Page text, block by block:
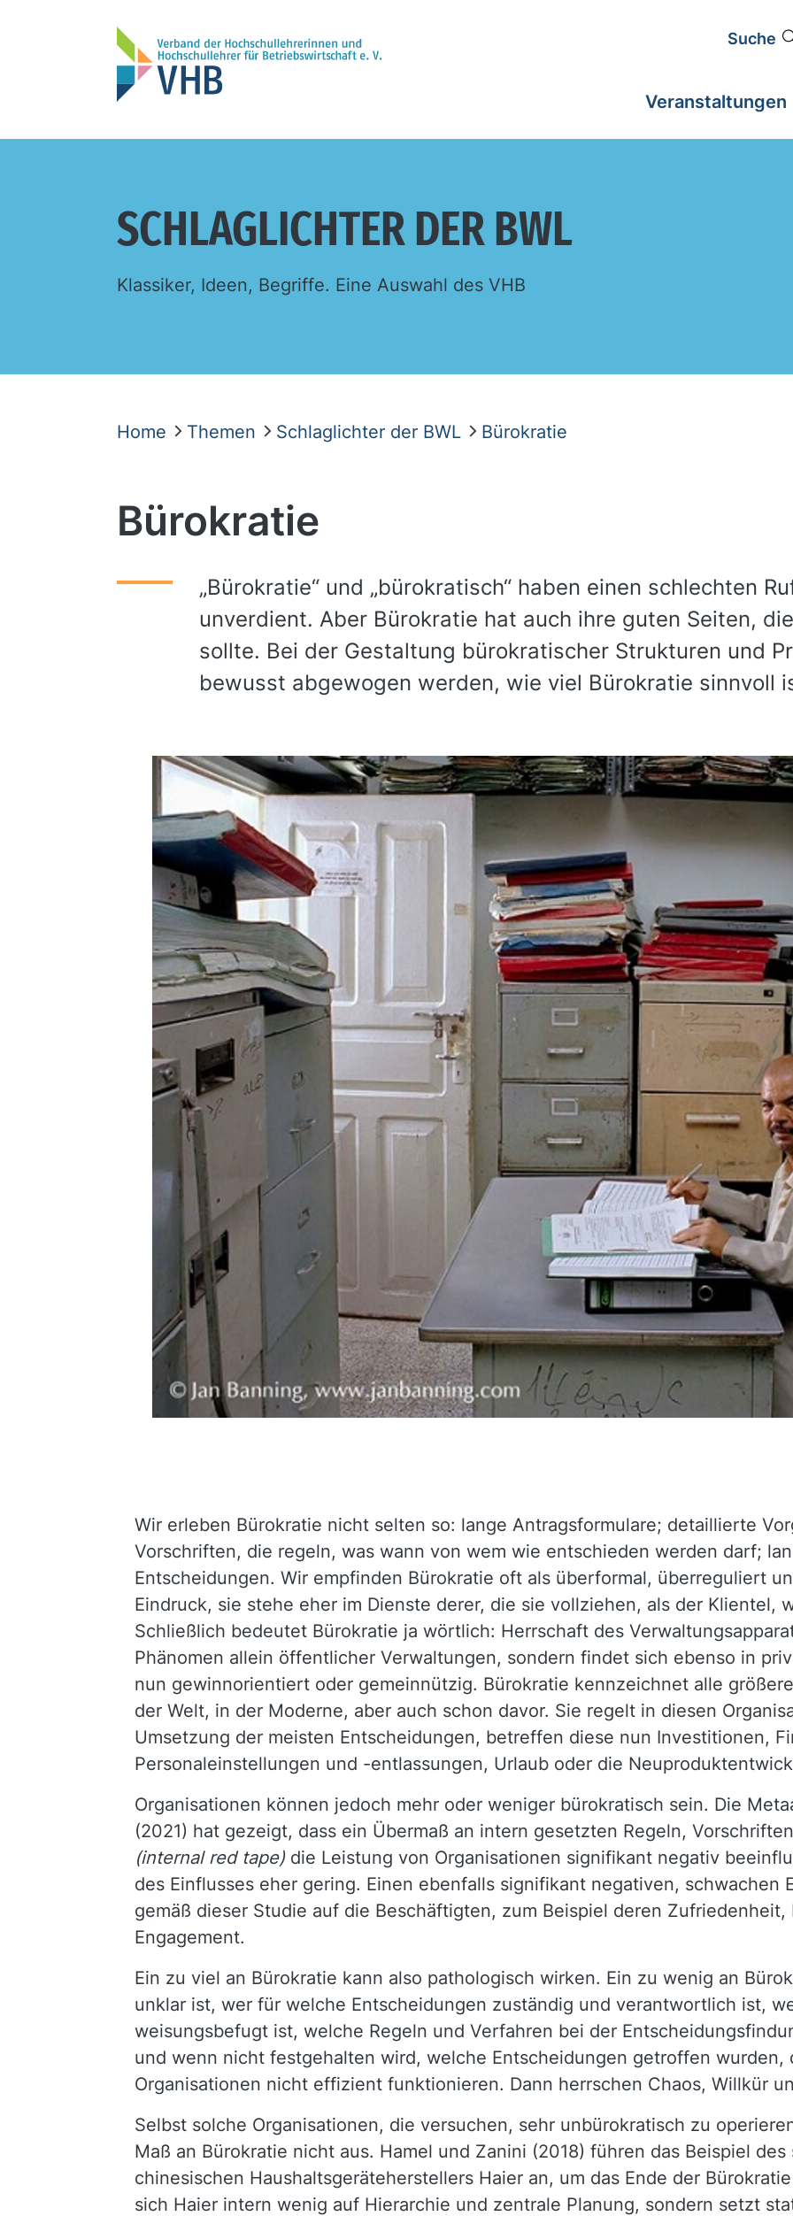
Suche
Veranstaltungen
SCHLAGLICHTER DER BWL
Klassiker, Ideen, Begriffe. Eine Auswahl des VHB
Home Themen Schlaglichter der BWL Bürokratie
Bürokratie
„Bürokratie“ und „bürokratisch“ haben einen schlechten
unverdient. Aber Bürokratie hat auch ihre guten Seiten,
sollte. Bei der Gestaltung bürokratischer Strukturen und
bewusst abgewogen werden, wie viel Bürokratie sinnvoll
Wir erleben Bürokratie nicht selten so: lange Antragsformulare; detaillierte
Vorschriften, die regeln, was wann von wem wie entschieden werden darf;
Entscheidungen. Wir empfinden Bürokratie oft als überformal, überreguliert
Eindruck, sie stehe eher im Dienste derer, die sie vollziehen, als der Klientel,
Schließlich bedeutet Bürokratie ja wörtlich: Herrschaft des
Phänomen allein öffentlicher Verwaltungen, sondern findet sich ebenso in
nun gewinnorientiert oder gemeinnützig. Bürokratie kennzeichnet alle
der Welt, in der Moderne, aber auch schon davor. Sie regelt in diesen
Umsetzung der meisten Entscheidungen, betreffen diese nun Investitionen,
Personaleinstellungen und -entlassungen, Urlaub oder die
Organisationen können jedoch mehr oder weniger bürokratisch sein. Die
(2021) hat gezeigt, dass ein Übermaß an intern gesetzten Regeln,
(internal red tape)die Leistung von Organisationen signifikant negativ
des Einflusses eher gering. Einen ebenfalls signifikant negativen, schwachen
gemäß dieser Studie auf die Beschäftigten, zum Beispiel deren Zufriedenheit,
Engagement.
Ein zu viel an Bürokratie kann also pathologisch wirken. Ein zu wenig an
unklar ist, wer für welche Entscheidungen zuständig und verantwortlich ist,
weisungsbefugt ist, welche Regeln und Verfahren bei der
und wenn nicht festgehalten wird, welche Entscheidungen getroffen wurden,
Organisationen nicht effizient funktionieren. Dann herrschen Chaos, Willkür
Selbst solche Organisationen, die versuchen, sehr unbürokratisch zu
Maß an Bürokratie nicht aus. Hamel und Zanini (2018) führen das Beispiel des
chinesischen Haushaltsgeräteherstellers Haier an, um das Ende der
sich Haier intern wenig auf Hierarchie und zentrale Planung, sondern setzt